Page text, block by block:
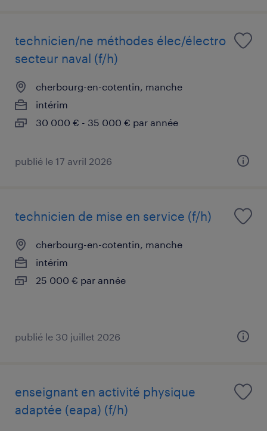
technicien/ne méthodes élec/électro
secteur naval (f/h)
cherbourg-en-cotentin, manche
intérim
30 000 € - 35 000 € par année
publié le 17 avril 2026
technicien de mise en service (f/h)
cherbourg-en-cotentin, manche
intérim
25 000 € par année
publié le 30 juillet 2026
enseignant en activité physique
adaptée (eapa) (f/h)